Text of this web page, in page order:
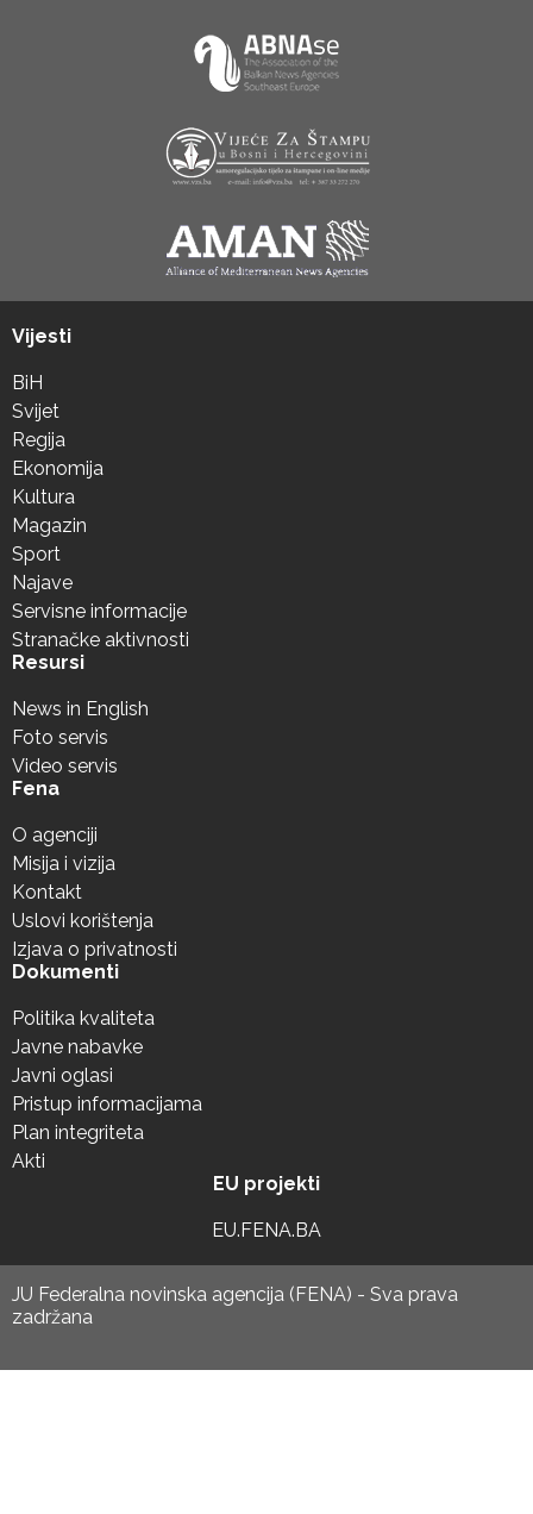
Vijesti
BiH
Svijet
Regija
Ekonomija
Kultura
Magazin
Sport
Najave
Servisne informacije
Stranačke aktivnosti
Resursi
News in English
Foto servis
Video servis
Fena
O agenciji
Misija i vizija
Kontakt
Uslovi korištenja
Izjava o privatnosti
Dokumenti
Politika kvaliteta
Javne nabavke
Javni oglasi
Pristup informacijama
Plan integriteta
Akti
EU projekti
EU.FENA.BA
JU Federalna novinska agencija (FENA) - Sva prava
zadržana